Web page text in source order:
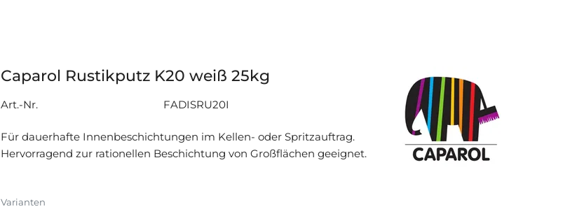
Caparol Rustikputz K20 weiß 25kg
Art.-Nr. FADISRU20I
Für dauerhafte Innenbeschichtungen im Kellen- oder Spritzauftrag.
Hervorragend zur rationellen Beschichtung von Großflächen geeignet.
Varianten